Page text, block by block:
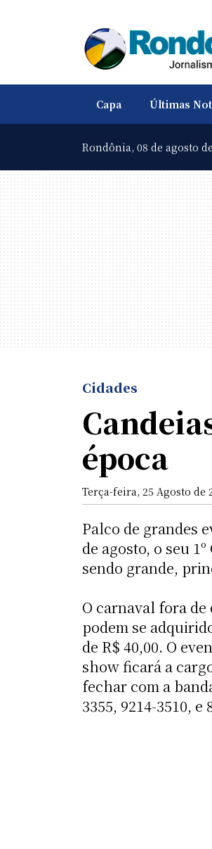
Capa Últimas
Rondônia, 08 de agosto
Cidades
época
Terça-feira, 25 Agosto de
Palco de grandes
de agosto, o seu
sendo grande,
O carnaval fora
podem se
de R$ 40,00. O
show ficará a
fechar com a
3355, 9214-3510, e